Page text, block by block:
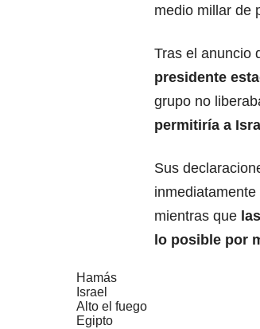
medio millar de
Tras el anuncio
presidente
grupo no
permitiría a
Sus
mientras que
lo posible por
Hamás
Israel
Alto el fuego
Egipto